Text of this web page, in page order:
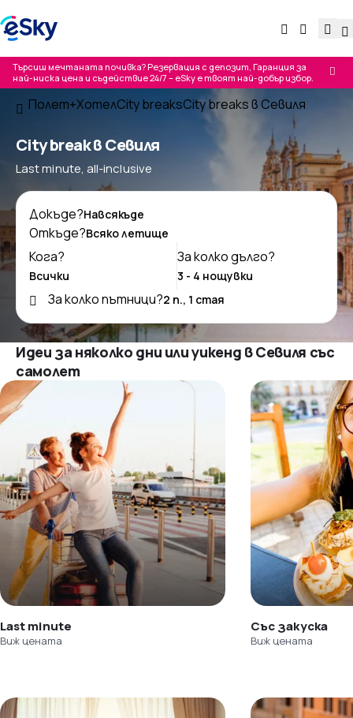
Търсиш мечтаната почивка? Резервация с депозит, Гаранция за
най-ниска цена и съдействие 24/7 – eSky е твоят най-добър избор.
Полет+ХотелCity breaksCity breaks в Севиля
City break в Севиля
Last minute, all-inclusive
Докъде?
Откъде?
Кога?
За колко дълго?
За колко пътници?
Идеи за няколко дни или уикенд в Севиля със
самолет
Last minute
Виж цената
Със закуска
Виж цената